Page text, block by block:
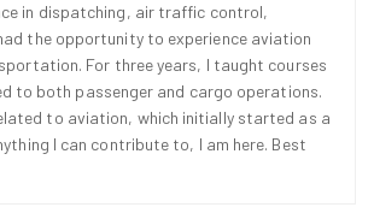
in dispatching, air traffic control,
the opportunity to experience aviation
For three years, I taught courses
to both passenger and cargo operations.
to aviation, which initially started as a
I can contribute to, I am here. Best